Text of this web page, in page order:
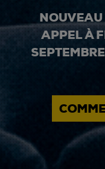
NOUVEAU
APPEL À